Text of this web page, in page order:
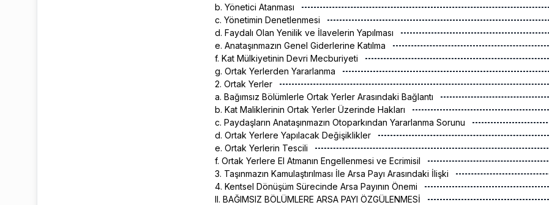
b. Yönetici Atanması
c. Yönetimin Denetlenmesi
d. Faydalı Olan Yenilik ve İlavelerin Yapılması
e. Anataşınmazın Genel Giderlerine Katılma
f. Kat Mülkiyetinin Devri Mecburiyeti
g. Ortak Yerlerden Yararlanma
2. Ortak Yerler
a. Bağımsız Bölümlerle Ortak Yerler Arasındaki Bağlantı
b. Kat Maliklerinin Ortak Yerler Üzerinde Hakları
c. Paydaşların Anataşınmazın Otoparkından Yararlanma Sorunu
d. Ortak Yerlere Yapılacak Değişiklikler
e. Ortak Yerlerin Tescili
f. Ortak Yerlere El Atmanın Engellenmesi ve Ecrimisil
3. Taşınmazın Kamulaştırılması İle Arsa Payı Arasındaki İlişki
4. Kentsel Dönüşüm Sürecinde Arsa Payının Önemi
II. BAĞIMSIZ BÖLÜMLERE ARSA PAYI ÖZGÜLENMESİ